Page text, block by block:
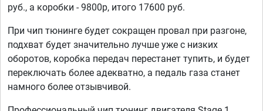
руб., а коробки - 9800р, итого 17600 руб.
При чип тюнинге будет сокращен провал при разгоне,
подхват будет значительно лучше уже с низких
оборотов, коробка передач перестанет тупить, и будет
переключать более адекватно, а педаль газа станет
намного более отзывчивой.